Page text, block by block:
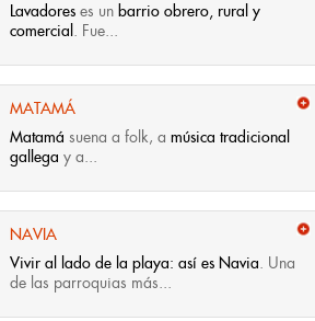
Lavadores es un barrio obrero, rural y
comercial . Fue...
MATAMÁ
Matamá suena a folk, a música tradicional
gallega y a...
NAVIA
Vivir al lado de la playa: así es Navia. Una
de las parroquias más...